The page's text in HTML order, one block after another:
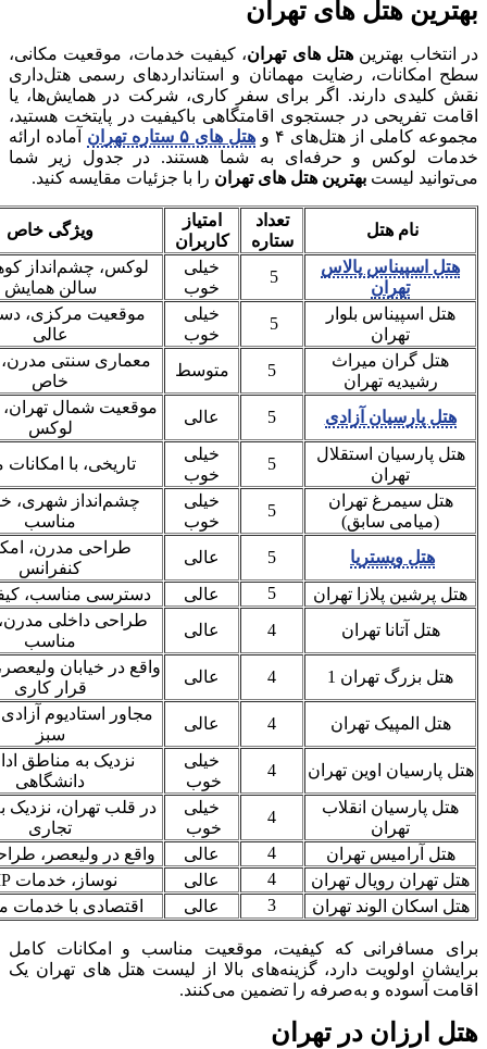
بهترین هتل های تهران
در انتخاب بهترین هتل های تهران، کیفیت خدمات، موقعیت مکانی،
سطح امکانات، رضایت مهمانان و استانداردهای رسمی هتل‌داری
نقش کلیدی دارند. اگر برای سفر کاری، شرکت در همایش‌ها، یا
اقامت تفریحی در جستجوی اقامتگاهی باکیفیت در پایتخت هستید،
مجموعه کاملی از هتل‌های ۴ و
هتل های ۵ ستاره تهران
آماده ارائه
خدمات لوکس و حرفه‌ای به شما هستند. در جدول زیر شما
می‌توانید لیست بهترین هتل های تهران را با جزئیات مقایسه کنید.
نام هتل
تعداد
ستاره
امتیاز
کاربران
ویژگی خاص
هتل اسپیناس پالاس
تهران
5
خیلی
خوب
لوکس، چشم‌انداز
سالن همایش
هتل اسپیناس بلوار
تهران
5
خیلی
خوب
موقعیت مرکزی،
عالی
هتل گران میراث
رشیدیه تهران
5 متوسط
معماری سنتی
خاص
هتل پارسیان آزادی
5 عالی
موقعیت شمال تهران،
لوکس
هتل پارسیان استقلال
تهران
5
خیلی
خوب
تاریخی، با
هتل سیمرغ تهران
(میامی سابق)
5
خیلی
خوب
چشم‌انداز شهری،
مناسب
هتل ویستریا
5 عالی
طراحی مدرن،
کنفرانس
هتل پرشین پلازا تهران
5 عالی
دسترسی مناسب،
هتل آتانا تهران
4 عالی
طراحی داخلی
مناسب
هتل بزرگ تهران 1
4 عالی
واقع در خیابان
قرار کاری
هتل المپیک تهران
4 عالی
مجاور استادیوم
سبز
هتل پارسیان اوین تهران
4
خیلی
خوب
نزدیک به مناطق
دانشگاهی
هتل پارسیان انقلاب
تهران
4
خیلی
خوب
در قلب تهران، نزدیک
تجاری
هتل آرامیس تهران
4 عالی
واقع در ولیعصر،
هتل تهران رویال تهران
4 عالی
نوساز، خدمات VIP
هتل اسکان الوند تهران
3 عالی اقتصادی با خدمات
برای مسافرانی که کیفیت، موقعیت مناسب و امکانات کامل
برایشان اولویت دارد، گزینه‌های بالا از لیست هتل های تهران یک
اقامت آسوده و به‌صرفه را تضمین می‌کنند.
هتل ارزان در تهران